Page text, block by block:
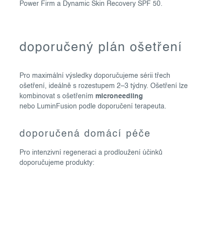
Power Firm a Dynamic Skin Recovery SPF 50.
doporučený plán ošetření
Pro maximální výsledky doporučujeme sérii třech
ošetření, ideálně s rozestupem 2–3 týdny. Ošetření lze
kombinovat s ošetřením microneedling
nebo LuminFusion podle doporučení terapeuta.
doporučená domácí péče
Pro intenzivní regeneraci a prodloužení účinků
doporučujeme produkty: